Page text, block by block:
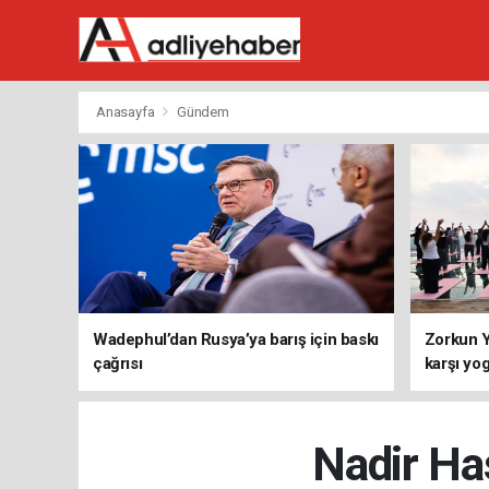
Anasayfa Gündem
Wadephul’dan Rusya’ya barış için baskı
çağrısı
Zorkun
karşı
Nadir